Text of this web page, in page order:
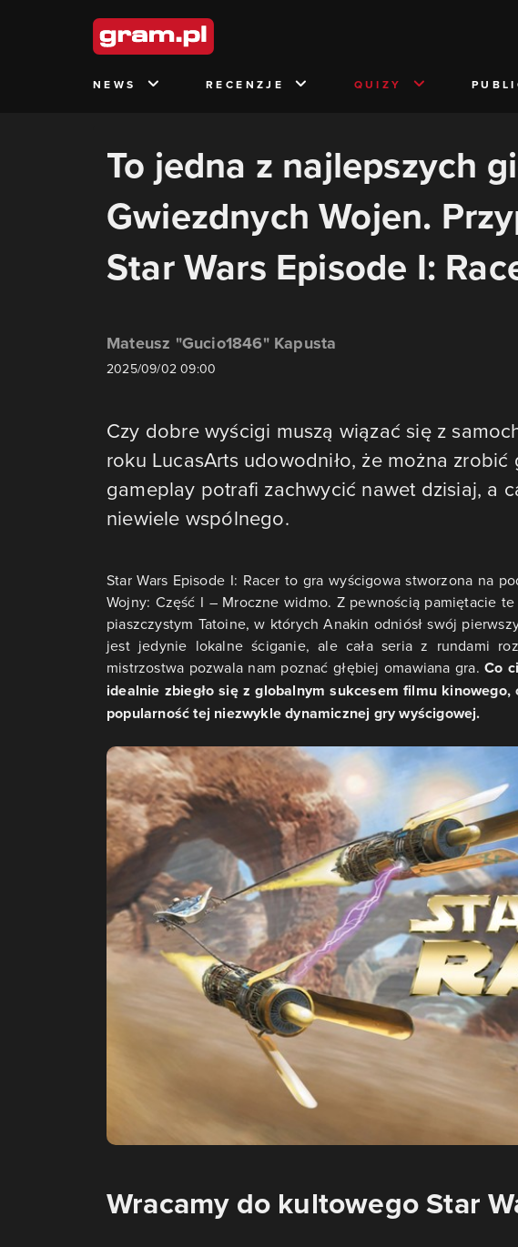
NEWS RECENZJE QUIZY
To jedna z najlepszych
Gwiezdnych Wojen.
Star Wars Episode I:
Mateusz "Gucio1846" Kapusta
2025/09/02 09:00
Czy dobre wyścigi muszą wiązać się z
roku LucasArts udowodniło, że można
gameplay potrafi zachwycić nawet dzisiaj, a
niewiele wspólnego.
Star Wars Episode I: Racer to gra wyścigowa stworzona na
Wojny: Część I – Mroczne widmo. Z pewnością pamiętacie
piaszczystym Tatoine, w których Anakin odniósł swój
jest jedynie lokalne ściganie, ale cała seria z rundami
mistrzostwa pozwala nam poznać głębiej omawiana gra. Co
idealnie zbiegło się z globalnym sukcesem filmu
popularność tej niezwykle dynamicznej gry wyścigowej.
Wracamy do kultowego Star